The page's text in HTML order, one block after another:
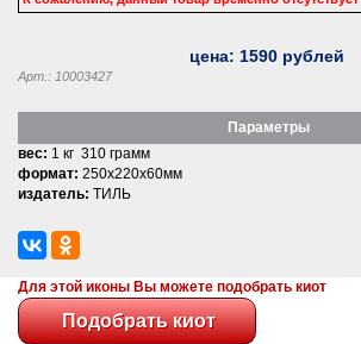
цена: 1590 рублей
Арт.: 10003427
Параметры
вес: 1 кг 310 грамм
формат: 250x220x60мм
издатель: ТИЛЬ
Для этой иконы Вы можете подобрать киот